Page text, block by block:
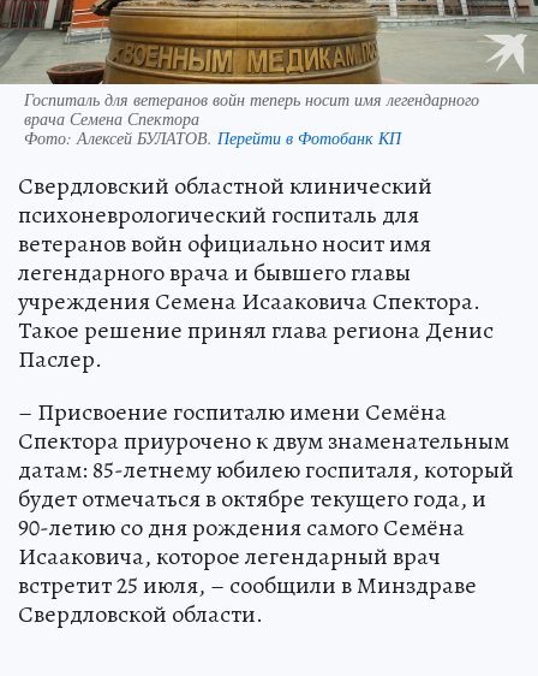
Госпиталь для ветеранов войн теперь носит имя легендарного
врача Семена Спектора
Фото:Алексей БУЛАТОВ. Перейти в Фотобанк КП
Свердловский областной клинический
психоневрологический госпиталь для
ветеранов войн официально носит имя
легендарного врача и бывшего главы
учреждения Семена Исааковича Спектора.
Такое решение принял глава региона Денис
Паслер.
– Присвоение госпиталю имени Семёна
Спектора приурочено к двум знаменательным
датам: 85-летнему юбилею госпиталя, который
будет отмечаться в октябре текущего года, и
90-летию со дня рождения самого Семёна
Исааковича, которое легендарный врач
встретит 25 июля, – сообщили в Минздраве
Свердловской области.